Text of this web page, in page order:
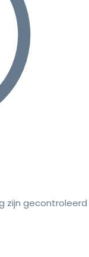
zijn gecontroleerd